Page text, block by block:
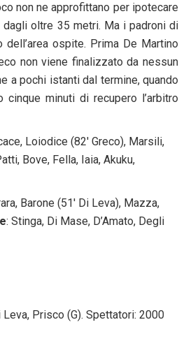
non ne approfittano per ipotecare
oltre 35 metri. Ma i padroni di
dell’area ospite. Prima De Martino
non viene finalizzato da nessun
a pochi istanti dal termine, quando
minuti di recupero l’arbitro
Loiodice (82′ Greco), Marsili,
Bove, Fella, Iaia, Akuku,
Barone (51′ Di Leva), Mazza,
: Stinga, Di Mase, D’Amato, Degli
Leva, Prisco (G). Spettatori: 2000